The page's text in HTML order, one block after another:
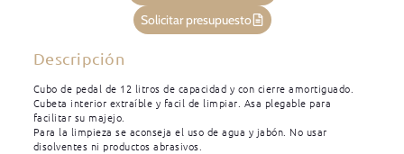
Solicitar presupuesto
Descripción
Cubo de pedal de 12 litros de capacidad y con cierre amortiguado.
Cubeta interior extraíble y facil de limpiar. Asa plegable para
facilitar su majejo.
Para la limpieza se aconseja el uso de agua y jabón. No usar
disolventes ni productos abrasivos.